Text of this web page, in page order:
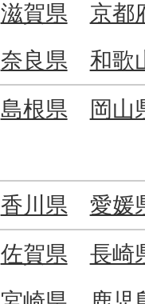
滋賀県
京都
奈良県 和歌
島根県
岡山
香川県 愛媛
佐賀県
長崎